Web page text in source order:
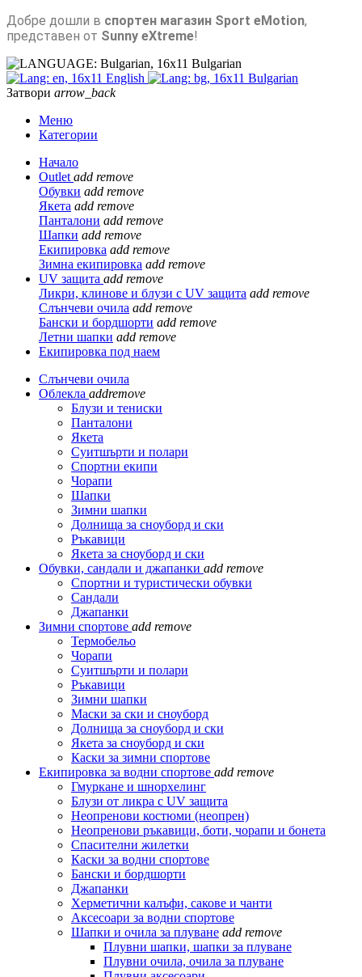
Добре дошли в спортен магазин Sport eMotion,
представен от Sunny eXtreme!
Bulgarian
English
Bulgarian
Затвори arrow_back
Меню
Категории
Начало
Outlet add remove
Обувки add remove
Якета add remove
Панталони add remove
Шапки add remove
Екипировка add remove
Зимна екипировка add remove
UV защита add remove
Ликри, клинове и блузи с UV защита add remove
Слънчеви очила add remove
Бански и бордшорти add remove
Летни шапки add remove
Екипировка под наем
Слънчеви очила
Облекла addremove
Блузи и тениски
Панталони
Якета
Суитшърти и полари
Спортни екипи
Чорапи
Шапки
Зимни шапки
Долнища за сноуборд и ски
Ръкавици
Якета за сноуборд и ски
Обувки, сандали и джапанки add remove
Спортни и туристически обувки
Сандали
Джапанки
Зимни спортове add remove
Термобельо
Чорапи
Суитшърти и полари
Ръкавици
Зимни шапки
Маски за ски и сноуборд
Долнища за сноуборд и ски
Якета за сноуборд и ски
Каски за зимни спортове
Екипировка за водни спортове add remove
Гмуркане и шнорхелинг
Блузи от ликра с UV защита
Неопренови костюми (неопрен)
Неопренови ръкавици, боти, чорапи и бонета
Спасителни жилетки
Каски за водни спортове
Бански и бордшорти
Джапанки
Херметични калъфи, сакове и чанти
Аксесоари за водни спортове
Шапки и очила за плуване add remove
Плувни шапки, шапки за плуване
Плувни очила, очила за плуване